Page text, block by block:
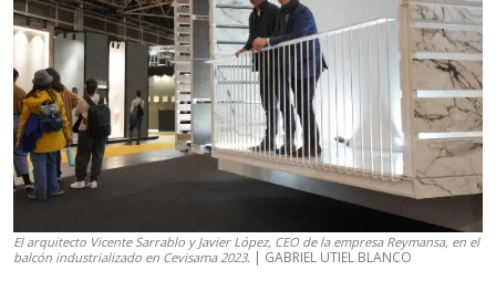
El arquitecto Vicente Sarrablo y Javier López, CEO de la empresa Reymansa, en el
balcón industrializado en Cevisama 2023. | GABRIEL UTIEL BLANCO